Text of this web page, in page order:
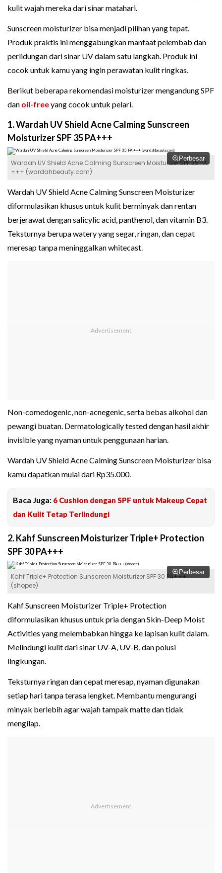
kulit wajah mereka dari sinar matahari.
Sunscreen moisturizer bisa menjadi pilihan yang tepat.
Produk praktis ini menggabungkan manfaat pelembab dan
perlidungan dari sinar UV dalam satu langkah. Produk ini
cocok untuk kamu yang ingin perawatan kulit ringkas.
Berikut beberapa rekomendasi moisturizer mengandung SPF
dan oil-freeyang cocok untuk pelari.
1. Wardah UV Shield Acne Calming Sunscreen
Moisturizer SPF 35 PA+++
Perbesar
Wardah UV Shield Acne Calming Sunscreen Moisturizer SPF 35 PA
+++ (wardahbeauty.com)
Wardah UV Shield Acne Calming Sunscreen Moisturizer
diformulasikan khusus untuk kulit berminyak dan rentan
berjerawat dengan salicylic acid, panthenol, dan vitamin B3.
Teksturnya berupa watery yang segar, ringan, dan cepat
meresap tanpa meninggalkan whitecast.
Non-comedogenic, non-acnegenic, serta bebas alkohol dan
pewangi buatan. Dermatologically tested dengan hasil akhir
invisible yang nyaman untuk penggunaan harian.
Wardah UV Shield Acne Calming Sunscreen Moisturizer bisa
kamu dapatkan mulai dari Rp35.000.
Baca Juga: 6 Cushion dengan SPF untuk Makeup Cepat
dan Kulit Tetap Terlindungi
2. Kahf Sunscreen Moisturizer Triple+ Protection
SPF 30 PA+++
Perbesar
Kahf Triple+ Protection Sunscreen Moisturizer SPF 30 PA+++
(shopee)
Kahf Sunscreen Moisturizer Triple+ Protection
diformulasikan khusus untuk pria dengan Skin-Deep Moist
Activities yang melembabkan hingga ke lapisan kulit dalam.
Melindungi kulit dari sinar UV-A, UV-B, dan polusi
lingkungan.
Teksturnya ringan dan cepat meresap, nyaman digunakan
setiap hari tanpa terasa lengket. Membantu mengurangi
minyak berlebih agar wajah tampak matte dan tidak
mengilap.